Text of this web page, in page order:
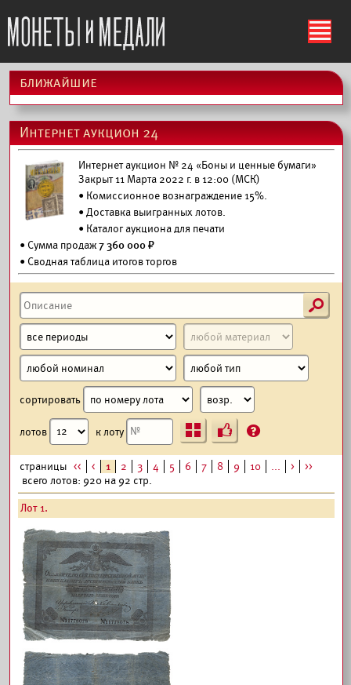
ś
ближайшие
Интернет аукцион 24
Интернет аукцион № 24 «Боны и ценные бумаги»
Закрыт 11 Марта 2022 г. в 12:00 (МСК)
• Комиссионное вознаграждение 15%.
•Доставка выигранных лотов.
• Каталог аукциона для печати
• Сумма продаж7 360 000 ₽
• Сводная таблица итогов торгов
s
сортировать
лотов к лоту Ъ ?
страницы << < 1 2 3 4 5 6 7 8 9 10 ... >
>>
всего лотов: 920 на 92 стр.
Лот 1.